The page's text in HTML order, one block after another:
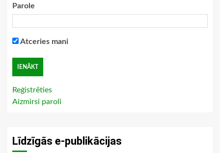
Parole
Atceries mani
Reģistrēties
Aizmirsi paroli
Līdzīgās e-publikācijas